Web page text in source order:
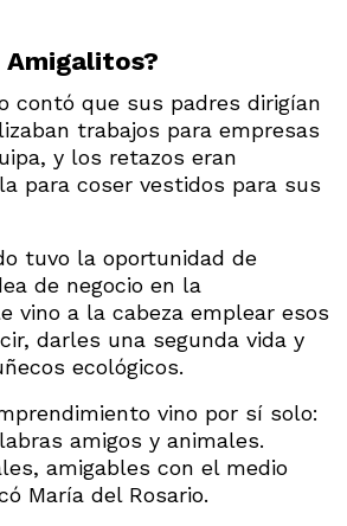
Amigalitos?
contó que sus padres dirigían
trabajos para empresas
y los retazos eran
para coser vestidos para sus
tuvo la oportunidad de
de negocio en la
vino a la cabeza emplear esos
darles una segunda vida y
ecológicos.
vino por sí solo:
amigos y animales.
amigables con el medio
María del Rosario.